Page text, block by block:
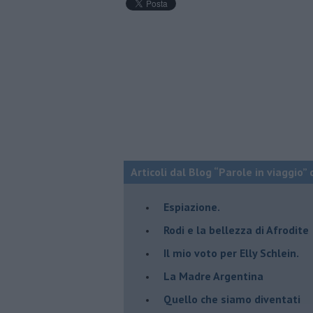
Articoli dal Blog “Parole in viaggio”
Espiazione.
Rodi e la bellezza di Afrodite
​Il mio voto per Elly Schlein.
​La Madre Argentina
Quello che siamo diventati